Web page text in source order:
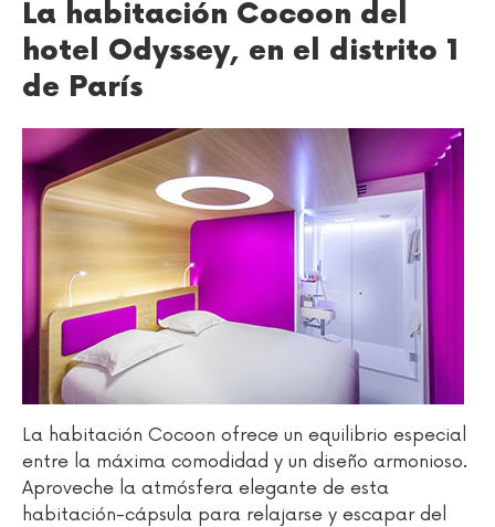
La habitación Cocoon del
hotel Odyssey, en el distrito 1
de París
La habitación Cocoon ofrece un equilibrio especial
entre la máxima comodidad y un diseño armonioso.
Aproveche la atmósfera elegante de esta
habitación-cápsula para relajarse y escapar del